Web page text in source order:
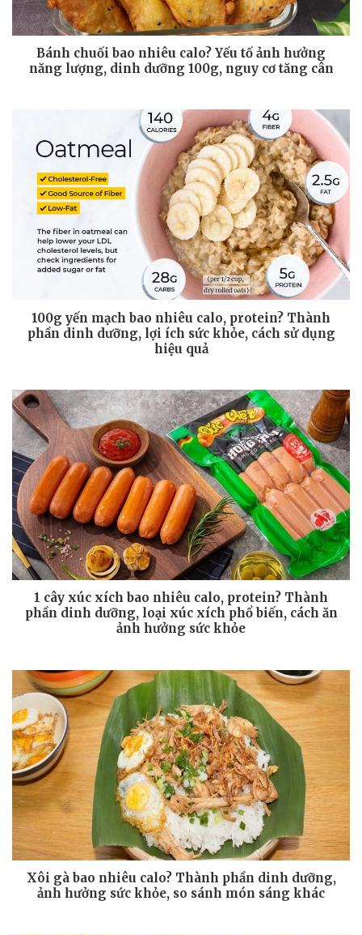
Bánh chuối bao nhiêu calo? Yếu tố ảnh hưởng
năng lượng, dinh dưỡng 100g, nguy cơ tăng cân
100g yến mạch bao nhiêu calo, protein? Thành
phần dinh dưỡng, lợi ích sức khỏe, cách sử dụng
hiệu quả
1 cây xúc xích bao nhiêu calo, protein? Thành
phần dinh dưỡng, loại xúc xích phổ biến, cách ăn
ảnh hưởng sức khỏe
Xôi gà bao nhiêu calo? Thành phần dinh dưỡng,
ảnh hưởng sức khỏe, so sánh món sáng khác